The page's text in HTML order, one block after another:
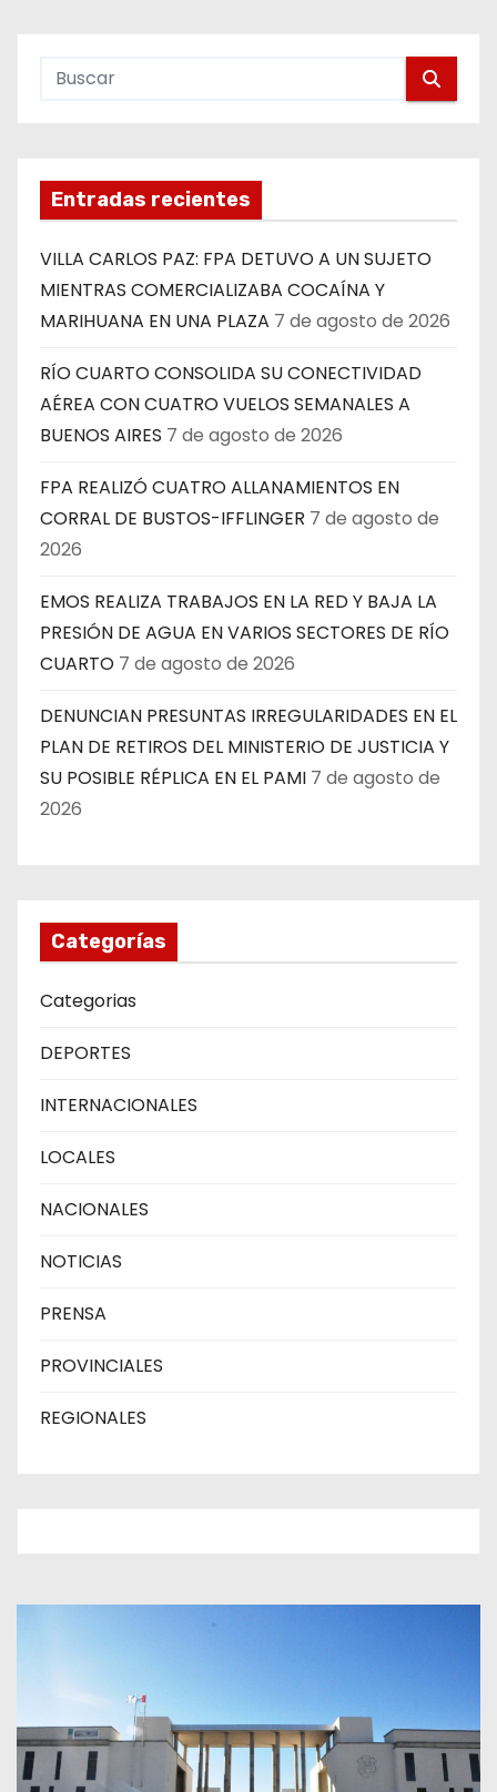
Entradas recientes
VILLA CARLOS PAZ: FPA DETUVO A UN SUJETO
MIENTRAS COMERCIALIZABA COCAÍNA Y
MARIHUANA EN UNA PLAZA 7 de agosto de 2026
RÍO CUARTO CONSOLIDA SU CONECTIVIDAD
AÉREA CON CUATRO VUELOS SEMANALES A
BUENOS AIRES 7 de agosto de 2026
FPA REALIZÓ CUATRO ALLANAMIENTOS EN
CORRAL DE BUSTOS-IFFLINGER 7 de agosto de
2026
EMOS REALIZA TRABAJOS EN LA RED Y BAJA LA
PRESIÓN DE AGUA EN VARIOS SECTORES DE RÍO
CUARTO 7 de agosto de 2026
DENUNCIAN PRESUNTAS IRREGULARIDADES EN EL
PLAN DE RETIROS DEL MINISTERIO DE JUSTICIA Y
SU POSIBLE RÉPLICA EN EL PAMI 7 de agosto de
2026
Categorías
Categorias
DEPORTES
INTERNACIONALES
LOCALES
NACIONALES
NOTICIAS
PRENSA
PROVINCIALES
REGIONALES